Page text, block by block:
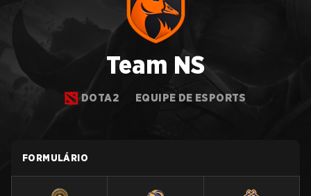
Team NS
DOTA2 EQUIPE DE ESPORTS
FORMULÁRIO